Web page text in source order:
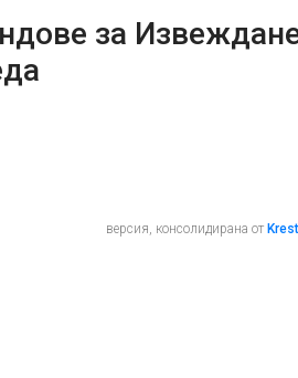
за
версия, консолидирана от